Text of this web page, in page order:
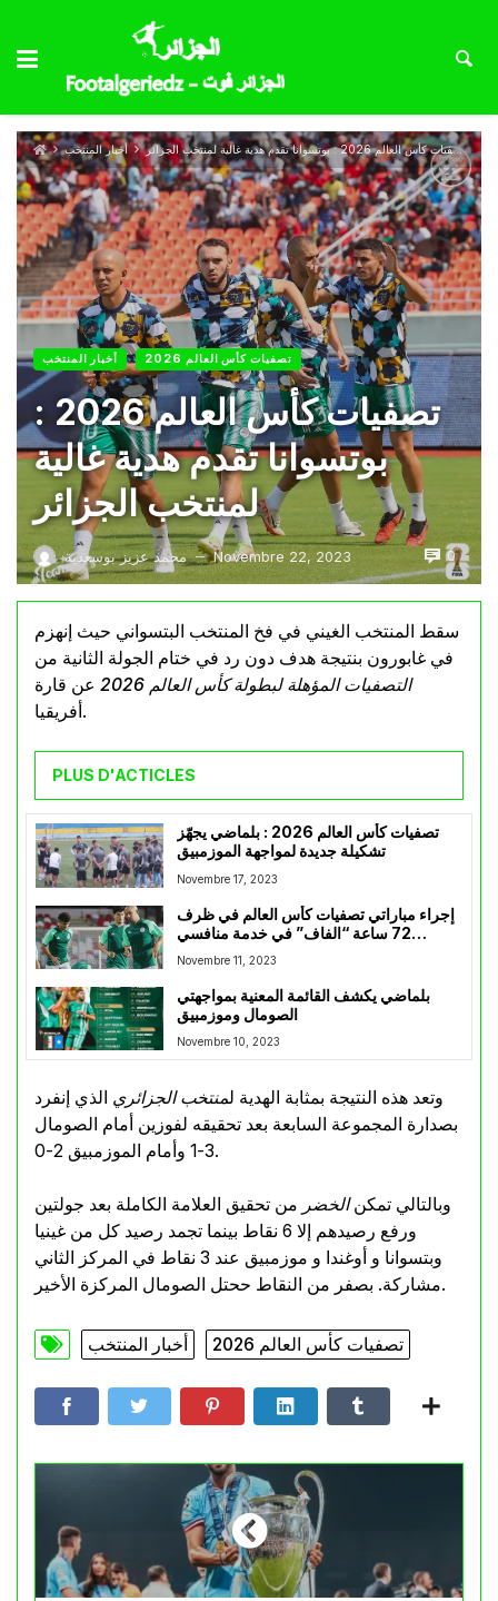
أخبار المنتخب تصفيات كأس العالم 2026 : بوتسوانا تقدم هدية غالية لمنتخب الجزائر
أخبار المنتخب تصفيات كأس العالم 2026
تصفيات كأس العالم 2026 :
بوتسوانا تقدم هدية غالية
لمنتخب الجزائر
محمد عزيز بوسعدية — Novembre 22, 2023 0
سقط المنتخب الغيني في فخ المنتخب البتسواني حيث إنهزم
في غابورون بنتيجة هدف دون رد في ختام الجولة الثانية من
التصفيات المؤهلة لبطولة كأس العالم 2026
عن قارة
أفريقيا.
PLUS D'ACTICLES
تصفيات كأس العالم 2026 : بلماضي يجهّز
تشكيلة جديدة لمواجهة الموزمبيق
Novembre 17, 2023
إجراء مباراتي تصفيات كأس العالم في ظرف
72 ساعة “الفاف” في خدمة منافسي
Novembre 11, 2023
بلماضي يكشف القائمة المعنية بمواجهتي
Novembre 10, 2023
وتعد هذه النتيجة بمثابة الهدية لمنتخب الجزائري الذي إنفرد
بصدارة المجموعة السابعة بعد تحقيقه لفوزين أمام الصومال
3-1 وأمام الموزمبيق 2-0.
وبالتالي تمكنالخضر من تحقيق العلامة الكاملة بعد جولتين
ورفع رصيدهم إلا 6 نقاط بينما تجمد رصيد كل من غينيا
وبتسوانا و أوغندا و موزمبيق عند 3 نقاط في المركز الثاني
مشاركة. بصفر من النقاط ححتل الصومال المركزة الأخير.
أخبار المنتخب تصفيات كأس العالم 2026